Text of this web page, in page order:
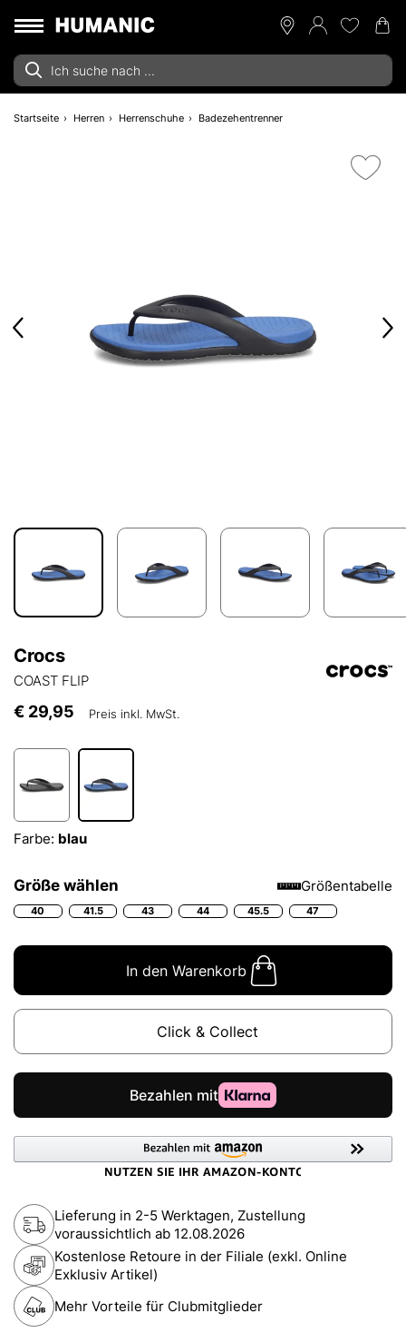
Startseite Herren Herrenschuhe Badezehentrenner
Crocs
COAST FLIP
€ 29,95 Preis inkl. MwSt.
Farbe: blau
Größe wählen Größentabelle
40 41.5 43 44 45.5 47
In den Warenkorb
Click & Collect
Lieferung in 2-5 Werktagen, Zustellung
voraussichtlich ab 12.08.2026
Kostenlose Retoure in der Filiale (exkl. Online
Exklusiv Artikel)
Mehr Vorteile für Clubmitglieder